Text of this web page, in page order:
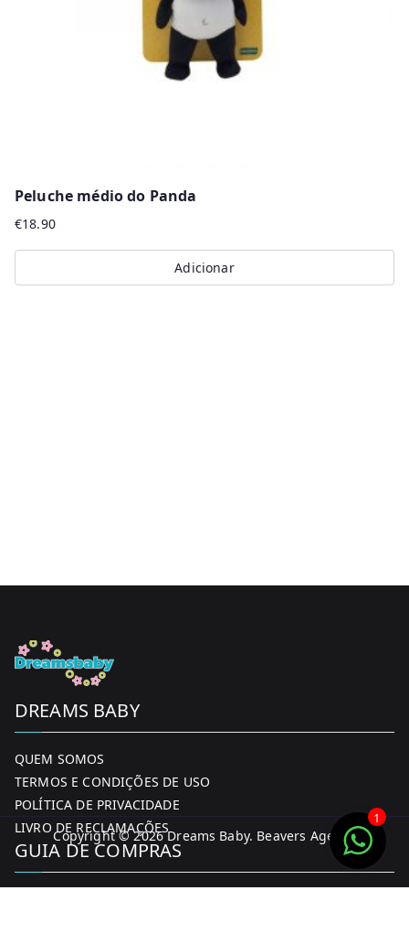
Peluche médio do Panda
€18.90
Adicionar
DREAMS BABY
QUEM SOMOS
TERMOS E CONDIÇÕES DE USO
POLÍTICA DE PRIVACIDADE
LIVRO DE RECLAMAÇÕES
GUIA DE COMPRAS
Copyright © 2026Dreams Baby. Beavers Agency
1